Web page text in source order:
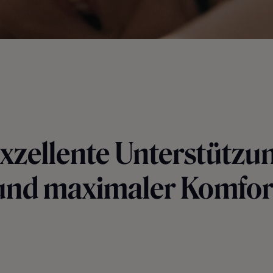
maximaler